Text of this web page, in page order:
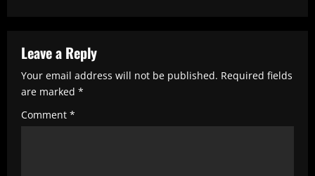
e
R
e
a
Leave a Reply
Your email address will not be published. Required fields
are marked *
Comment *